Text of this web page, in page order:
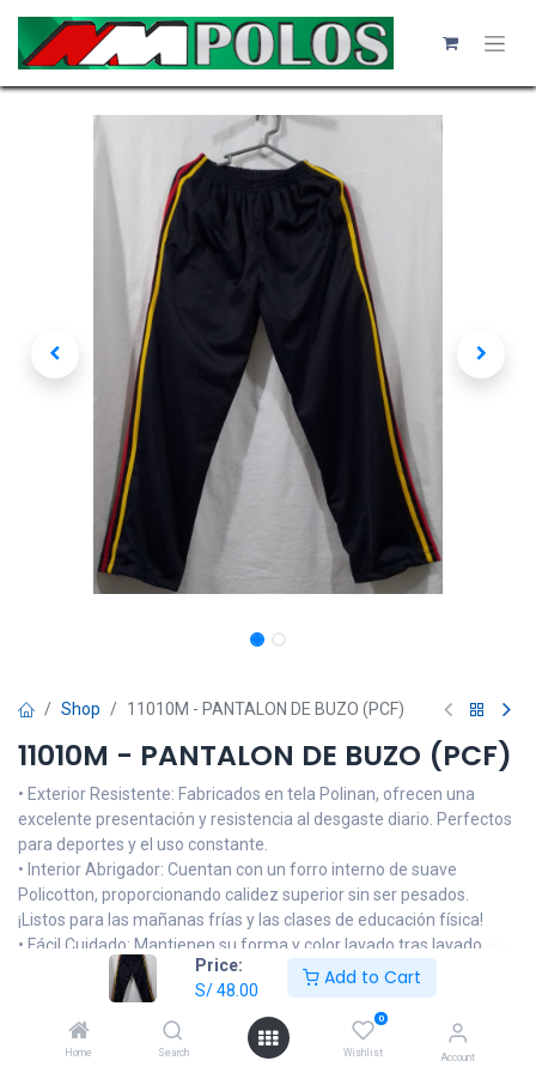
Price:
S/48.00
Add to Cart
Home Search
0
Wishlist Account
Shop 11010M - PANTALON DE BUZO (PCF)
11010M - PANTALON DE BUZO (PCF)
• Exterior Resistente: Fabricados en tela Polinan, ofrecen una
excelente presentación y resistencia al desgaste diario. Perfectos
para deportes y el uso constante.
• Interior Abrigador: Cuentan con un forro interno de suave
Policotton, proporcionando calidez superior sin ser pesados.
¡Listos para las mañanas frías y las clases de educación física!
• Fácil Cuidado: Mantienen su forma y color lavado tras lavado,
facilitando la vida de los padres.
NOTA: Las imágenes son referenciales, el producto podrá llevar
alguna modificación en el logo o tonalidad del color de la prenda